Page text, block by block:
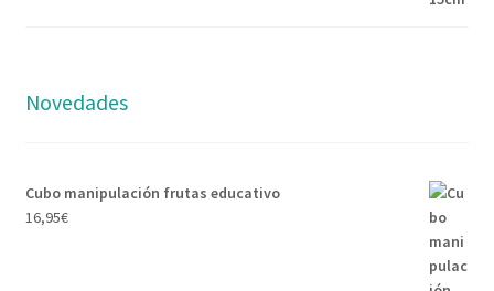
Novedades
Cubo manipulación frutas educativo
16,95€